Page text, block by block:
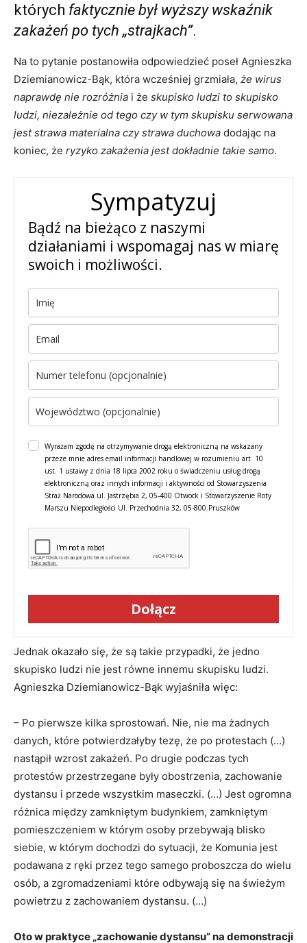
których faktycznie był wyższy wskaźnik
zakażeń po tych „strajkach”.
Na to pytanie postanowiła odpowiedzieć poseł Agnieszka
Dziemianowicz-Bąk, która wcześniej grzmiała, że wirus
naprawdę nie rozróżnia i że skupisko ludzi to skupisko
ludzi, niezależnie od tego czy w tym skupisku serwowana
jest strawa materialna czy strawa duchowa dodając na
koniec, że ryzyko zakażenia jest dokładnie takie samo.
Sympatyzuj
Bądź na bieżąco z naszymi
działaniami i wspomagaj nas w miarę
swoich i możliwości.
Wyrażam zgodę na otrzymywanie drogą elektroniczną na wskazany
przeze mnie adres email informacji handlowej w rozumieniu art. 10
ust. 1 ustawy z dnia 18 lipca 2002 roku o świadczeniu usług drogą
elektroniczną oraz innych informacji i aktywności od Stowarzyszenia
Straż Narodowa ul. Jastrzębia 2, 05-400 Otwock i Stowarzyszenie Roty
Marszu Niepodległości Ul. Przechodnia 32, 05-800 Pruszków
Dołącz
Jednak okazało się, że są takie przypadki, że jedno
skupisko ludzi nie jest równe innemu skupisku ludzi.
Agnieszka Dziemianowicz-Bąk wyjaśniła więc:
– Po pierwsze kilka sprostowań. Nie, nie ma żadnych
danych, które potwierdzałyby tezę, że po protestach (…)
nastąpił wzrost zakażeń. Po drugie podczas tych
protestów przestrzegane były obostrzenia, zachowanie
dystansu i przede wszystkim maseczki. (…) Jest ogromna
różnica między zamkniętym budynkiem, zamkniętym
pomieszczeniem w którym osoby przebywają blisko
siebie, w którym dochodzi do sytuacji, że Komunia jest
podawana z ręki przez tego samego proboszcza do wielu
osób, a zgromadzeniami które odbywają się na świeżym
powietrzu z zachowaniem dystansu. (…)
Oto w praktyce „zachowanie dystansu” na demonstracji